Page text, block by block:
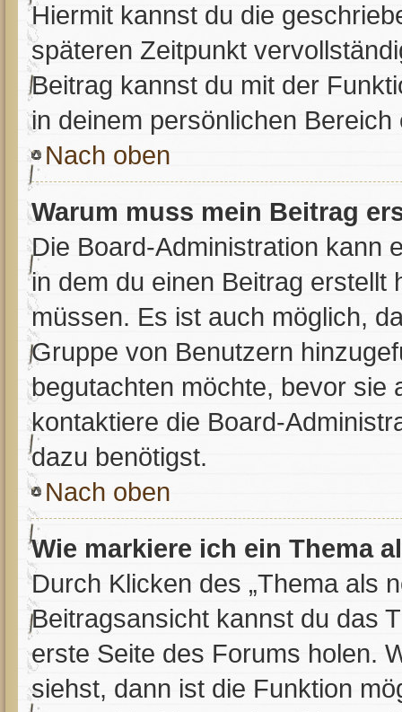
Hiermit kannst du die
späteren Zeitpunkt
Beitrag kannst du mit der
in deinem persönlichen Bereich
Nach oben
Warum muss mein Beitrag
Die Board-Administration kann
in dem du einen Beitrag
müssen. Es ist auch möglich,
Gruppe von Benutzern
begutachten möchte, bevor sie
kontaktiere die Board-
dazu benötigst.
Nach oben
Wie markiere ich ein Thema
Durch Klicken des „Thema als
Beitragsansicht kannst du das
erste Seite des Forums holen.
siehst, dann ist die Funktion